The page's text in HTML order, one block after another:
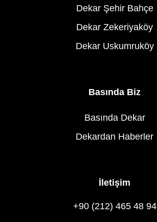
Dekar Şehir Bahçe
Dekar Zekeriyaköy
Dekar Uskumruköy
Basında Biz
Basında Dekar
Dekardan Haberler
İletişim
+90 (212) 465 48 94